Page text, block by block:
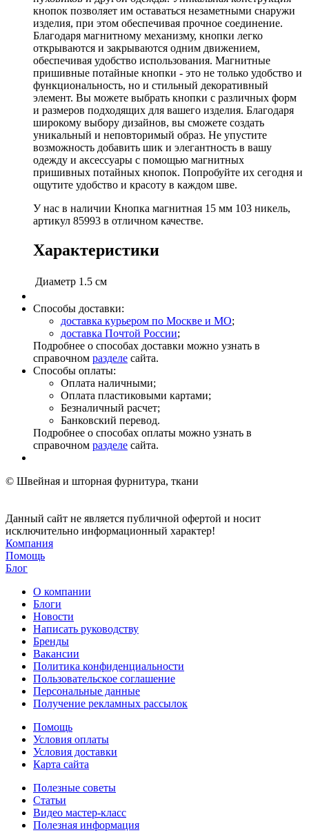
кнопок позволяет им оставаться незаметными снаружи
изделия, при этом обеспечивая прочное соединение.
Благодаря магнитному механизму, кнопки легко
открываются и закрываются одним движением,
обеспечивая удобство использования. Магнитные
пришивные потайные кнопки - это не только удобство и
функциональность, но и стильный декоративный
элемент. Вы можете выбрать кнопки с различных форм
и размеров подходящих для вашего изделия. Благодаря
широкому выбору дизайнов, вы сможете создать
уникальный и неповторимый образ. Не упустите
возможность добавить шик и элегантность в вашу
одежду и аксессуары с помощью магнитных
пришивных потайных кнопок. Попробуйте их сегодня и
ощутите удобство и красоту в каждом шве.
У нас в наличии Кнопка магнитная 15 мм 103 никель,
артикул 85993 в отличном качестве.
Характеристики
Диаметр 1.5 см
Способы доставки:
доставка курьером по Москве и МО;
доставка Почтой России;
Подробнее о способах доставки можно узнать в
справочном разделе сайта.
Способы оплаты:
Оплата наличными;
Оплата пластиковыми картами;
Безналичный расчет;
Банковский перевод.
Подробнее о способах оплаты можно узнать в
справочном разделе сайта.
© Швейная и шторная фурнитура, ткани
Данный сайт не является публичной офертой и носит
исключительно информационный характер!
Компания
Помощь
Блог
О компании
Блоги
Новости
Написать руководству
Бренды
Вакансии
Политика конфиденциальности
Пользовательское соглашение
Персональные данные
Получение рекламных рассылок
Помощь
Условия оплаты
Условия доставки
Карта сайта
Полезные советы
Статьи
Видео мастер-класс
Полезная информация